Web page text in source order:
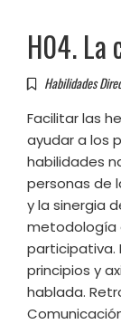
H04. La
Habilidades
Facilitar las
ayudar a los
habilidades
personas de
y la sinergia
metodología
participativa.
principios y
hablada.